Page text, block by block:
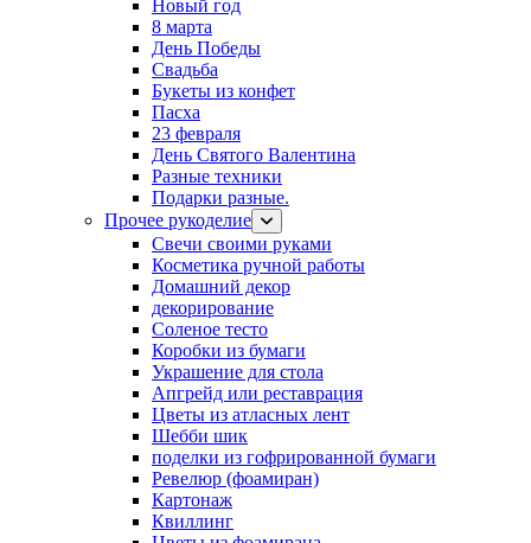
Новый год
8 марта
День Победы
Свадьба
Букеты из конфет
Пасха
23 февраля
День Святого Валентина
Разные техники
Подарки разные.
Прочее рукоделие
Свечи своими руками
Косметика ручной работы
Домашний декор
декорирование
Соленое тесто
Коробки из бумаги
Украшение для стола
Апгрейд или реставрация
Цветы из атласных лент
Шебби шик
поделки из гофрированной бумаги
Ревелюр (фоамиран)
Картонаж
Квиллинг